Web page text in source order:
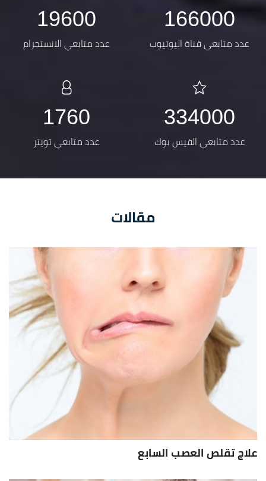
166000
عدد متابعي قناة اليوتيوب
19600
عدد متابعي الانستجرام
334000
عدد متابعي الفيس بوك
1760
عدد متابعي تويتر
مقالات
علاج تقلص العصب السابع